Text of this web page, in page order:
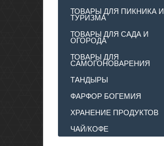
ТОВАРЫ ДЛЯ ПИКНИКА И
ТУРИЗМА
ТОВАРЫ ДЛЯ САДА И
ОГОРОДА
ТОВАРЫ ДЛЯ
САМОГОНОВАРЕНИЯ
ТАНДЫРЫ
ФАРФОР БОГЕМИЯ
ХРАНЕНИЕ ПРОДУКТОВ
ЧАЙ/КОФЕ